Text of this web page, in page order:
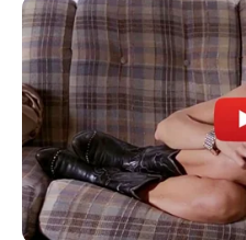
22:32 / 06 Avqust 2026
Pensiya alanların